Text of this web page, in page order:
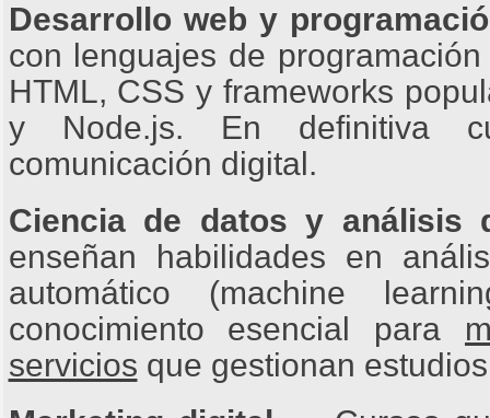
Desarrollo web y
con lenguajes de
HTML, CSS y frameworks
y Node.js. En definitiva
comunicación digital.
Ciencia de datos y análisis
enseñan habilidades en
automático (machine
conocimiento esencial para
servicios que gestionan